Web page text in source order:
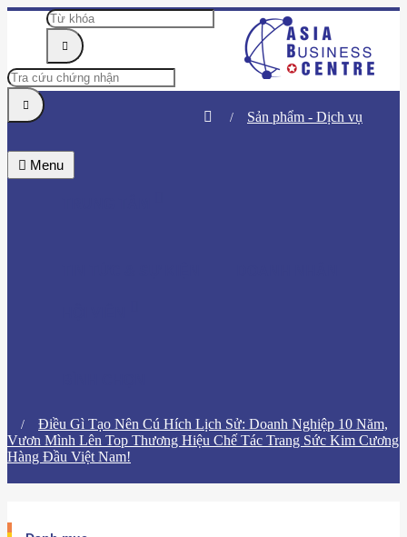
Menu
Sản phẩm - Dịch vụ
Điều Gì Tạo Nên Cú Hích Lịch Sử: Doanh Nghiệp 10 Năm,
Vươn Mình Lên Top Thương Hiệu Chế Tác Trang Sức Kim Cương
Hàng Đầu Việt Nam!